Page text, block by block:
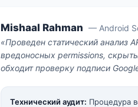
Mishaal Rahman — Android
«Проведен статический анализ
вредоносных permissions,
обходит проверку подписи
Технический аудит: Процедура